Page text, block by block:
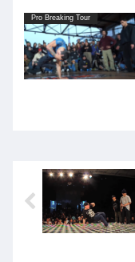
Pro Breaking Tour